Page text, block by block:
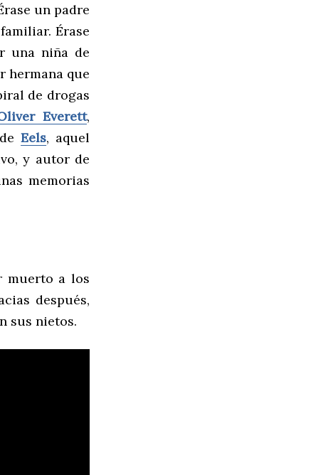
un padre
Érase
una niña de
hermana que
de drogas
Everett,
deEels, aquel
y autor de
memorias
muerto a los
después,
sus nietos.